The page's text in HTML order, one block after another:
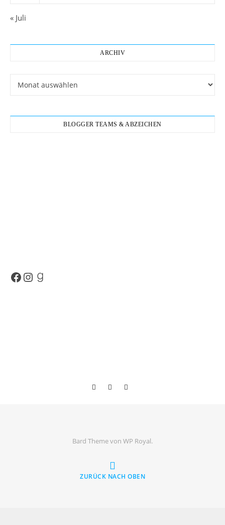
« Juli
ARCHIV
BLOGGER TEAMS & ABZEICHEN
Facebook
Instagram
Goodreads
Bard Theme von WP Royal.
ZURÜCK NACH OBEN